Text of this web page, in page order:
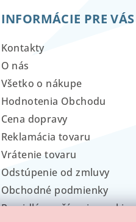
INFORMÁCIE PRE VÁS
Kontakty
O nás
Všetko o nákupe
Hodnotenia Obchodu
Cena dopravy
Reklamácia tovaru
Vrátenie tovaru
Odstúpenie od zmluvy
Obchodné podmienky
Pravidlá používania cookies